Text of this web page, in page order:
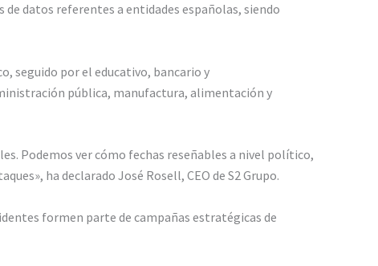
datos referentes a entidades españolas, siendo
seguido por el educativo, bancario y
pública, manufactura, alimentación y
Podemos ver cómo fechas reseñables a nivel político,
ha declarado José Rosell, CEO de S2 Grupo.
formen parte de campañas estratégicas de